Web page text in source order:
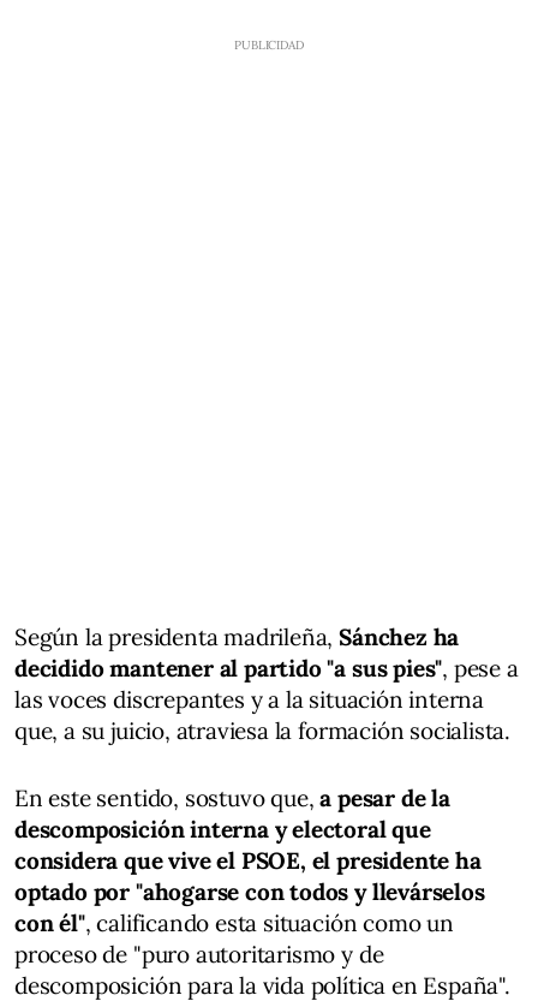
Según la presidenta madrileña,Sánchez ha
decidido mantener al partido "a sus pies", pese a
las voces discrepantes y a la situación interna
que, a su juicio, atraviesa la formación socialista.
En este sentido, sostuvo que,a pesar de la
descomposición interna y electoral que
considera que vive el PSOE, el presidente ha
optado por "ahogarse con todos y llevárselos
con él", calificando esta situación como un
proceso de "puro autoritarismo y de
descomposición para la vida política en España".